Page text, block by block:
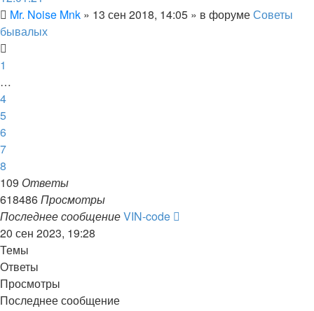
Mr. Noise Mnk » 13 сен 2018, 14:05 » в форумеСоветы
бывалых
1
…
4
5
6
7
8
109 Ответы
618486Просмотры
Последнее сообщениеVIN-code
20 сен 2023, 19:28
Темы
Ответы
Просмотры
Последнее сообщение